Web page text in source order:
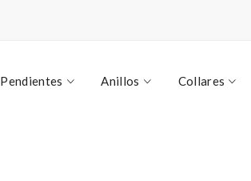
Pendientes Anillos Collares